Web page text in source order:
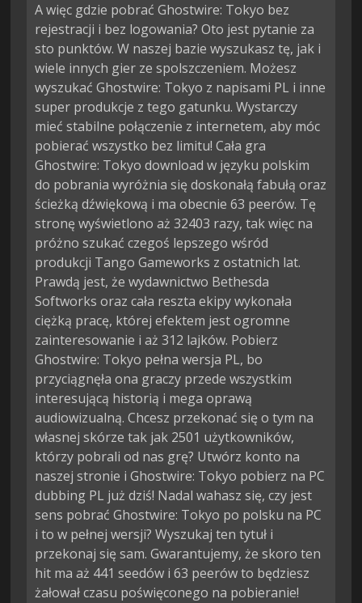
A więc gdzie pobrać Ghostwire: Tokyo bez
rejestracji i bez logowania? Oto jest pytanie za
sto punktów. W naszej bazie wyszukasz tę, jak i
wiele innych gier ze spolszczeniem. Możesz
wyszukać Ghostwire: Tokyo z napisami PL i inne
super produkcje z tego gatunku. Wystarczy
mieć stabilne połączenie z internetem, aby móc
pobierać wszystko bez limitu! Cała gra
Ghostwire: Tokyo download w języku polskim
do pobrania wyróżnia się doskonałą fabułą oraz
ścieżką dźwiękową i ma obecnie 63 peerów. Tę
stronę wyświetlono aż 32403 razy, tak więc na
próżno szukać czegoś lepszego wśród
produkcji Tango Gameworks z ostatnich lat.
Prawdą jest, że wydawnictwo Bethesda
Softworks oraz cała reszta ekipy wykonała
ciężką pracę, której efektem jest ogromne
zainteresowanie i aż 312 lajków. Pobierz
Ghostwire: Tokyo pełna wersja PL, bo
przyciągnęła ona graczy przede wszystkim
interesującą historią i mega oprawą
audiowizualną. Chcesz przekonać się o tym na
własnej skórze tak jak 2501 użytkowników,
którzy pobrali od nas grę? Utwórz konto na
naszej stronie i Ghostwire: Tokyo pobierz na PC
dubbing PL już dziś! Nadal wahasz się, czy jest
sens pobrać Ghostwire: Tokyo po polsku na PC
i to w pełnej wersji? Wyszukaj ten tytuł i
przekonaj się sam. Gwarantujemy, że skoro ten
hit ma aż 441 seedów i 63 peerów to będziesz
żałował czasu poświęconego na pobieranie!